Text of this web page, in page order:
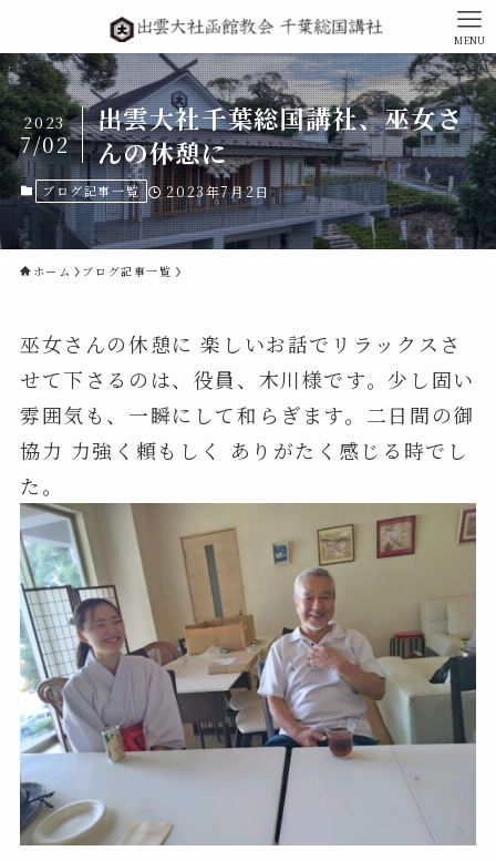
MENU
出雲大社千葉総国講社、巫女さ
んの休憩に
2023
7/02
ブログ記事一覧 2023年7月2日
ホーム ブログ記事一覧
巫女さんの休憩に 楽しいお話でリラックスさ
せて下さるのは、役員、木川様です。少し固い
雰囲気も、一瞬にして和らぎます。二日間の御
協力 力強く頼もしく ありがたく感じる時でし
た。